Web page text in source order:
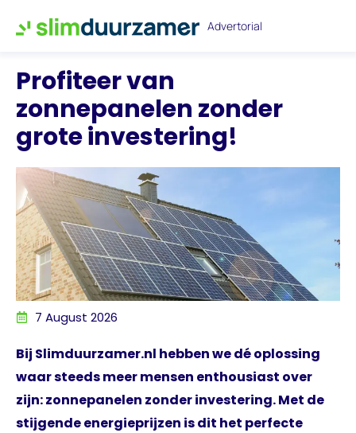
Advertorial
Profiteer van
zonnepanelen zonder
grote investering!
7 August 2026
Bij Slimduurzamer.nl hebben we dé oplossing
waar steeds meer mensen enthousiast over
zijn: zonnepanelen zonder investering. Met de
stijgende energieprijzen is dit het perfecte